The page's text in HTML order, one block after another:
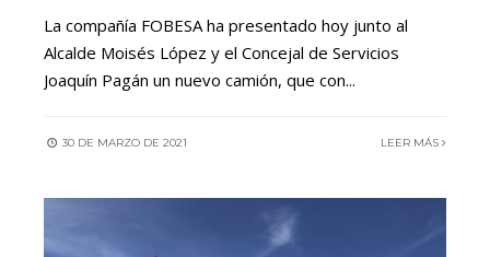
La compañía FOBESA ha presentado hoy junto al
Alcalde Moisés López y el Concejal de Servicios
Joaquín Pagán un nuevo camión, que con...
30 DE MARZO DE 2021 LEER MÁS